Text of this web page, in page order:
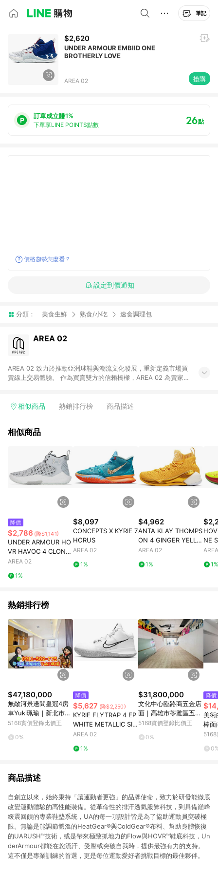
筆記
$2,620
UNDER ARMOUR EMBIID ONE
BROTHERLY LOVE
AREA 02 搶購
訂單成立賺1%
下單享LINE POINTS點數 26點
價格趨勢怎麼看？
設定到價通知
分類： 美食生鮮 熟食/小吃 速食調理包
AREA 02
AREA 02 致力於推動亞洲球鞋與潮流文化發展，重新定義市場買
賣線上交易體驗。 作為買賣雙方的信賴橋樑，AREA 02 為賣家提
鞋、街頭服飾與收藏品交易平台。 客服專線：+886-2-2706-
相似商品 熱銷排行榜 商品描述
相似商品
降價
$2,786 (降$1,141)
UNDER ARMOUR HO
VR HAVOC 4 CLONE
MM GREY WHITE
AREA 02
1%
$8,097
CONCEPTS X KYRIE 7
HORUS
AREA 02
1%
$4,962
ANTA KLAY THOMPS
ON 4 GINGER YELLO
W
AREA 02
1%
NE
1%
熱銷排行榜
$47,180,000
無敵河景邊間皇冠4房
車Yuki珮瑜｜新北市板
橋區中山路二段
5168實價登錄比價王
0%
降價
$5,627 (降$2,250)
KYRIE FLYTRAP 4 EP
WHITE METALLIC SIL
VER
AREA 02
1%
$31,800,000
文化中心臨路商五金店
面｜高雄市苓雅區五福
一路
5168實價登錄比價王
0%
降價
美術
棒面
雄市
商品描述
自創立以來，始終秉持「讓運動者更強」的品牌使命，致力於研發能徹底
改變運動體驗的高性能裝備。從革命性的排汗透氣服飾科技，到具備巔峰
緩震回饋的專業鞋墊系統，UA的每一項設計皆是為了協助運動員突破極
限。無論是能調節體溫的HeatGear®與ColdGear®布料、幫助身體恢復
的UARUSH™技術，或是帶來極致抓地力的Flow與HOVR™鞋底科技，Un
derArmour都能在您流汗、受壓或突破自我時，提供最強有力的支持。
這不僅是專業訓練的首選，更是每位運動愛好者挑戰目標的最佳夥伴。